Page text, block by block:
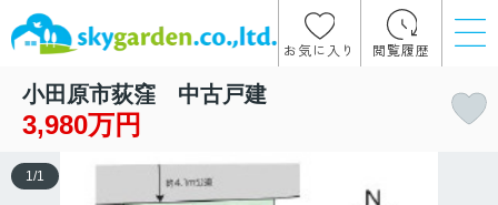
お気に入り 閲覧履歴
小田原市荻窪 中古戸建
3,980万円
1 /1